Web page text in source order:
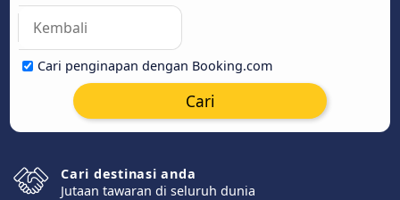
Cari penginapan dengan Booking.com
Cari
Cari destinasi anda
Jutaan tawaran di seluruh dunia